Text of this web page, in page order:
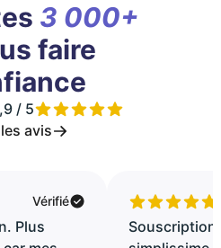
3 000+
faire
/ 5
avis
Vérifié
Plus
Souscription